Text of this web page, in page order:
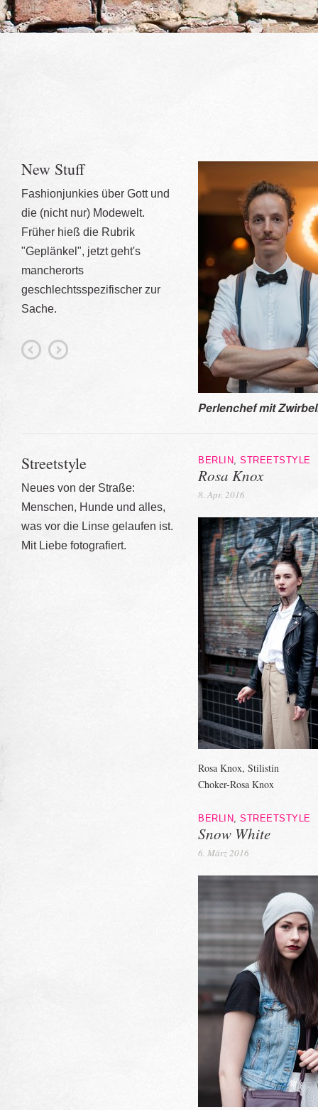
New Stuff
Fashionjunkies über Gott und
die (nicht nur) Modewelt.
Früher hieß die Rubrik
"Geplänkel", jetzt geht's
mancherorts
geschlechtsspezifischer zur
Sache.
Perlenchef mit
Streetstyle
Neues von der Straße:
Menschen, Hunde und alles,
was vor die Linse gelaufen ist.
Mit Liebe fotografiert.
BERLIN, STREETSTYLE
Rosa Knox
8. Apr. 2016
Rosa Knox, Stilistin
Choker-Rosa Knox
BERLIN, STREETSTYLE
Snow White
6. März 2016